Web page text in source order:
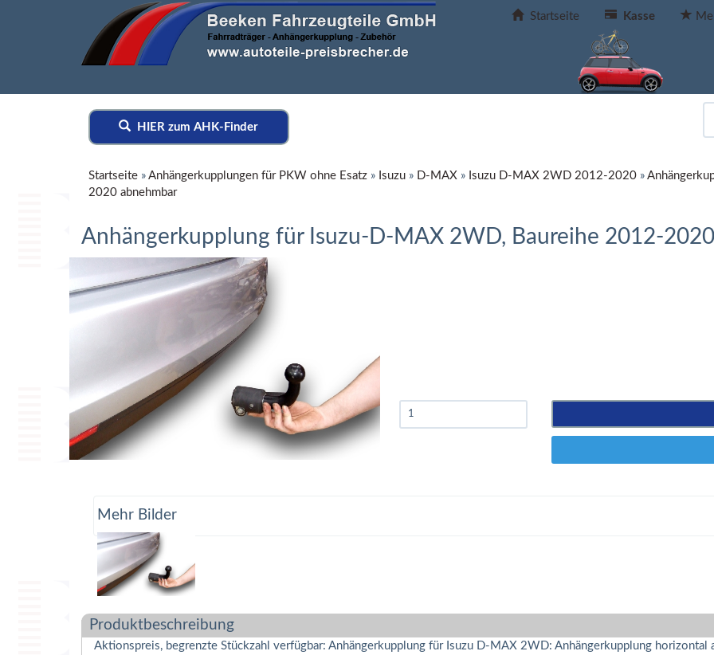
Startseite Kasse
HIER zum AHK-Finder
Startseite » Anhängerkupplungen für PKW ohne Esatz » Isuzu » D-MAX » Isuzu D-MAX 2WD 2012-2020 »
2020 abnehmbar
Anhängerkupplung für Isuzu-D-MAX 2WD, Baureihe 2012-
Mehr Bilder
Produktbeschreibung
Aktionspreis, begrenzte Stückzahl verfügbar: Anhängerkupplung für Isuzu D-MAX 2WD: Anhängerkupplung horizontal